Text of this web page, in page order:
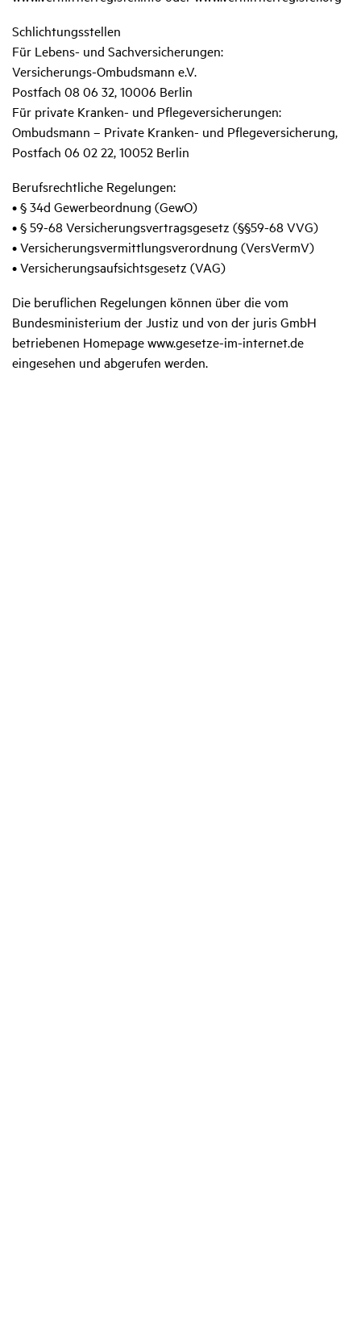
Schlichtungsstellen
Für Lebens- und Sachversicherungen:
Versicherungs-Ombudsmann e.V.
Postfach 08 06 32, 10006 Berlin
Für private Kranken- und Pflegeversicherungen:
Ombudsmann – Private Kranken- und Pflegeversicherung,
Postfach 06 02 22, 10052 Berlin
Berufsrechtliche Regelungen:
• § 34d Gewerbeordnung (GewO)
• § 59-68 Versicherungsvertragsgesetz (§§59-68 VVG)
• Versicherungsvermittlungsverordnung (VersVermV)
• Versicherungsaufsichtsgesetz (VAG)
Die beruflichen Regelungen können über die vom
Bundesministerium der Justiz und von der juris GmbH
betriebenen Homepage www.gesetze-im-internet.de
eingesehen und abgerufen werden.